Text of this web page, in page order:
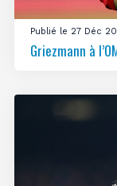
Publié le 27 Déc
Griezmann à